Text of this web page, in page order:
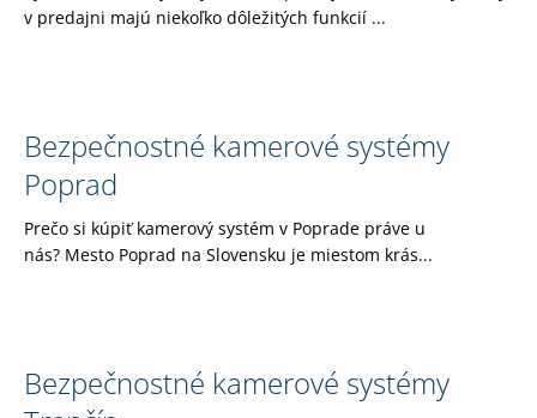
v predajni majú niekoľko dôležitých funkcií ...
Bezpečnostné kamerové systémy
Poprad
Prečo si kúpiť kamerový systém v Poprade práve u
nás? Mesto Poprad na Slovensku je miestom krás...
Bezpečnostné kamerové systémy
á
?
O
d